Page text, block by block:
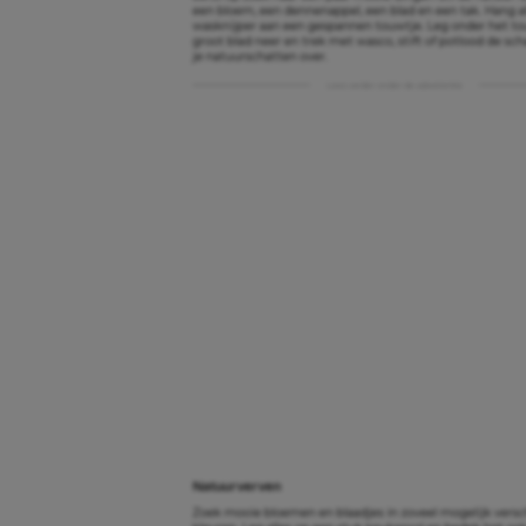
een bloem, een dennenappel, een blad en een tak. Hang
wasknijper aan een gespannen touwtje. Leg onder het
groot blad neer en trek met wasco, stift of potlood de
je natuurschatten over.
Natuurverven
Zoek mooie bloemen en blaadjes in zoveel mogelijk